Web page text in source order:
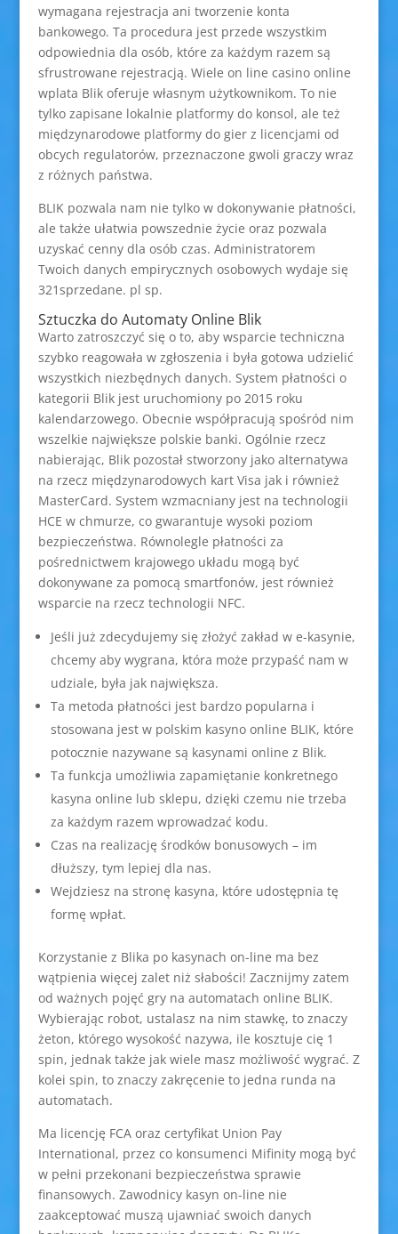
wymagana rejestracja ani tworzenie konta
bankowego. Ta procedura jest przede wszystkim
odpowiednia dla osób, które za każdym razem są
sfrustrowane rejestracją. Wiele on line casino online
wplata Blik oferuje własnym użytkownikom. To nie
tylko zapisane lokalnie platformy do konsol, ale też
międzynarodowe platformy do gier z licencjami od
obcych regulatorów, przeznaczone gwoli graczy wraz
z różnych państwa.
BLIK pozwala nam nie tylko w dokonywanie płatności,
ale także ułatwia powszednie życie oraz pozwala
uzyskać cenny dla osób czas. Administratorem
Twoich danych empirycznych osobowych wydaje się
321sprzedane. pl sp.
Sztuczka do Automaty Online Blik
Warto zatroszczyć się o to, aby wsparcie techniczna
szybko reagowała w zgłoszenia i była gotowa udzielić
wszystkich niezbędnych danych. System płatności o
kategorii Blik jest uruchomiony po 2015 roku
kalendarzowego. Obecnie współpracują spośród nim
wszelkie największe polskie banki. Ogólnie rzecz
nabierając, Blik pozostał stworzony jako alternatywa
na rzecz międzynarodowych kart Visa jak i również
MasterCard. System wzmacniany jest na technologii
HCE w chmurze, co gwarantuje wysoki poziom
bezpieczeństwa. Równolegle płatności za
pośrednictwem krajowego układu mogą być
dokonywane za pomocą smartfonów, jest również
wsparcie na rzecz technologii NFC.
Jeśli już zdecydujemy się złożyć zakład w e-kasynie,
chcemy aby wygrana, która może przypaść nam w
udziale, była jak największa.
Ta metoda płatności jest bardzo popularna i
stosowana jest w polskim kasyno online BLIK, które
potocznie nazywane są kasynami online z Blik.
Ta funkcja umożliwia zapamiętanie konkretnego
kasyna online lub sklepu, dzięki czemu nie trzeba
za każdym razem wprowadzać kodu.
Czas na realizację środków bonusowych – im
dłuższy, tym lepiej dla nas.
Wejdziesz na stronę kasyna, które udostępnia tę
formę wpłat.
Korzystanie z Blika po kasynach on-line ma bez
wątpienia więcej zalet niż słabości! Zacznijmy zatem
od ważnych pojęć gry na automatach online BLIK.
Wybierając robot, ustalasz na nim stawkę, to znaczy
żeton, którego wysokość nazywa, ile kosztuje cię 1
spin, jednak także jak wiele masz możliwość wygrać. Z
kolei spin, to znaczy zakręcenie to jedna runda na
automatach.
Ma licencję FCA oraz certyfikat Union Pay
International, przez co konsumenci Mifinity mogą być
w pełni przekonani bezpieczeństwa sprawie
finansowych. Zawodnicy kasyn on-line nie
zaakceptować muszą ujawniać swoich danych